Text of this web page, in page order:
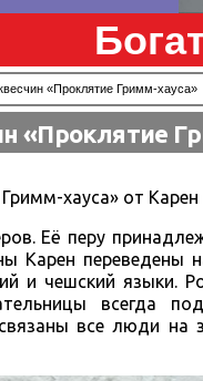
«Проклятие Гримм-хауса»
«Проклятие
хауса» от
Её перу
Карен переведены
и чешский
всегда
все люди на